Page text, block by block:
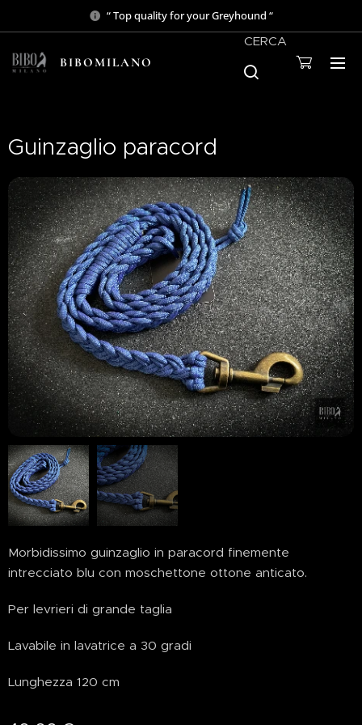
“ Top quality for your Greyhound “
BIBOMILANO
CERCA
Guinzaglio paracord
Morbidissimo guinzaglio in paracord finemente
intrecciato blu con moschettone ottone anticato.
Per levrieri di grande taglia
Lavabile in lavatrice a 30 gradi
Lunghezza 120 cm